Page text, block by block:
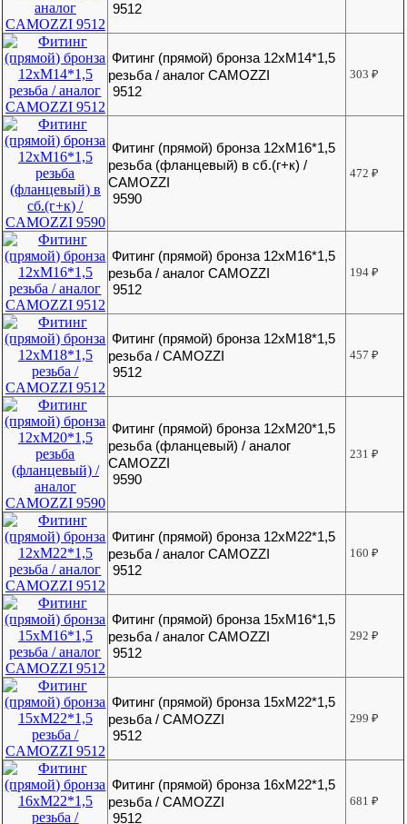
9512
Фитинг (прямой) бронза 12хМ14*1,5
резьба / аналог CAMOZZI
9512
303₽
Фитинг (прямой) бронза 12хМ16*1,5
резьба (фланцевый) в сб.(г+к) /
CAMOZZI
9590
472₽
Фитинг (прямой) бронза 12хМ16*1,5
резьба / аналог CAMOZZI
9512
194₽
Фитинг (прямой) бронза 12хМ18*1,5
резьба / CAMOZZI
9512
457₽
Фитинг (прямой) бронза 12хМ20*1,5
резьба (фланцевый) / аналог
CAMOZZI
9590
231₽
Фитинг (прямой) бронза 12хМ22*1,5
резьба / аналог CAMOZZI
9512
160₽
Фитинг (прямой) бронза 15хМ16*1,5
резьба / аналог CAMOZZI
9512
292₽
Фитинг (прямой) бронза 15хМ22*1,5
резьба / CAMOZZI
9512
299₽
Фитинг (прямой) бронза 16хМ22*1,5
резьба / CAMOZZI
9512
681₽